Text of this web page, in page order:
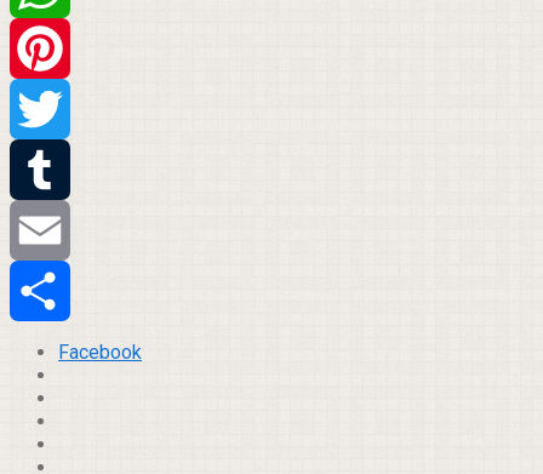
WhatsApp
Pinterest
Twitter
Tumblr
Email
Compartilhar
Facebook